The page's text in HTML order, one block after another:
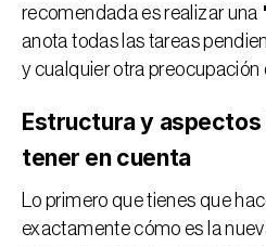
recomendada es realizar una
anota todas las tareas
y cualquier otra preocupación
Estructura y
tener en cuenta
Lo primero que tienes que
exactamente cómo es la